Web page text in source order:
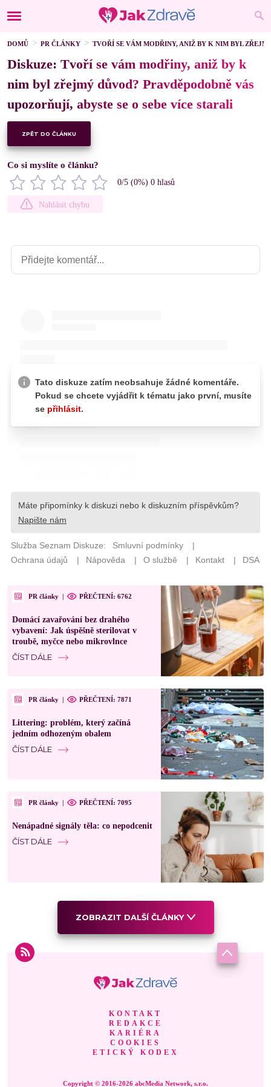
DOMŮ PR ČLÁNKY TVOŘÍ SE VÁM MODŘINY, ANIŽ BY K NIM BYL
Diskuze: Tvoří se vám modřiny, aniž by k
nim byl zřejmý důvod? Pravděpodobně vás
upozorňují, abyste se o sebe více starali
ZPĚT DO ČLÁNKU
Co si myslíte o článku?
0/5 (0%) 0 hlasů
Nahlásit chybu
PR články | PŘEČTENÍ: 6762
Domácí zavařování bez drahého
vybavení: Jak úspěšně sterilovat v
troubě, myčce nebo mikrovlnce
ČÍST DÁLE
PR články | PŘEČTENÍ: 7871
Littering: problém, který začíná
jedním odhozeným obalem
ČÍST DÁLE
PR články | PŘEČTENÍ: 7095
Nenápadné signály těla: co nepodcenit
ČÍST DÁLE
ZOBRAZIT DALŠÍ ČLÁNKY
KONTAKT
REDAKCE
KARIÉRA
COOKIES
ETICKÝ KODEX
Copyright © 2016-2026 abcMedia Network, s.r.o.